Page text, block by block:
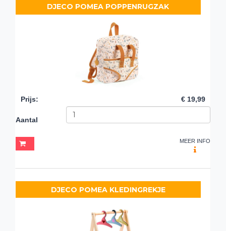
DJECO POMEA POPPENRUGZAK
Prijs: € 19,99
Aantal
MEER INFO
DJECO POMEA KLEDINGREKJE